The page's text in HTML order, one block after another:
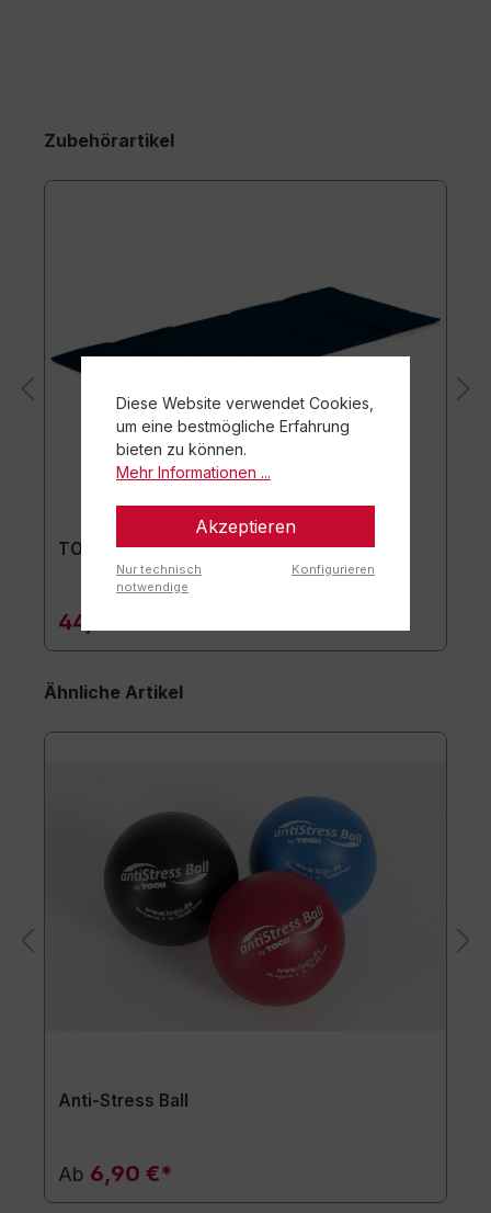
Zubehörartikel
TOGU Premium Easy Matte
44,90 €*
Ähnliche Artikel
Anti-Stress Ball
Ab 6,90 €*
Diese Website verwendet Cookies,
um eine bestmögliche Erfahrung
bieten zu können.
Mehr Informationen ...
Akzeptieren
Nur technisch
notwendige
Konfigurieren